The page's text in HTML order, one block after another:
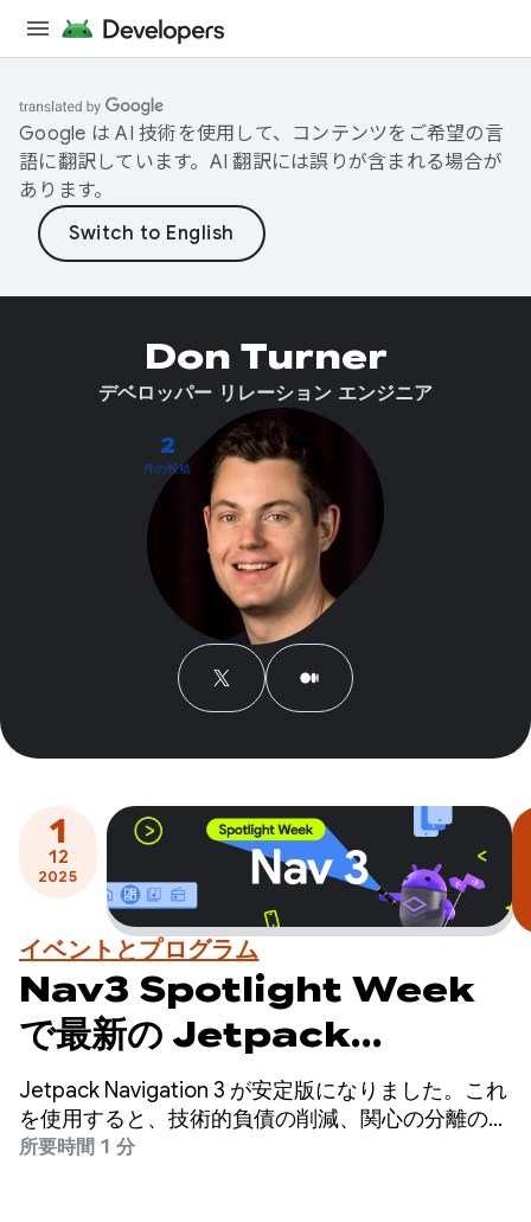
Google は AI 技術を使用して、コンテンツをご希望の言
語に翻訳しています。AI 翻訳には誤りが含まれる場合が
あります。
2
件の投稿
Don Turner
デベロッパー リレーション エンジニア
1
12
2025
イベントとプログラム
Nav3 Spotlight Week
で最新の Jetpack
Navigation ライブラリに
ついて学ぶ
Jetpack Navigation 3 が安定版になりました。これ
を使用すると、技術的負債の削減、関心の分離の改
善、機能開発時間の短縮、新しいフォーム ファク
所要時間 1 分